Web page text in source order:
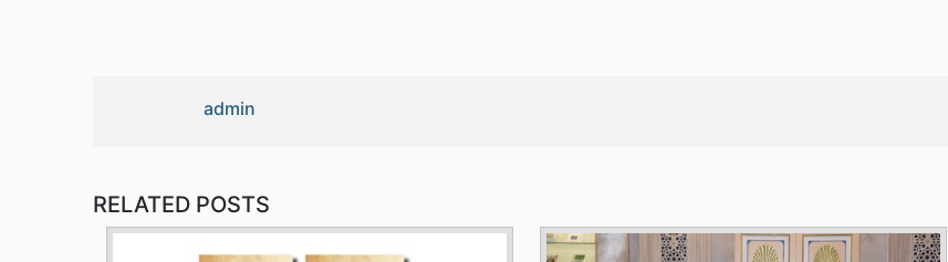
admin
RELATED POSTS